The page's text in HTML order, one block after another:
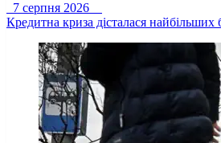
7 серпня 2026
Кредитна криза дісталася найбільших